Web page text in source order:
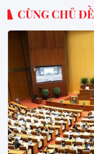
CÙNG CHỦ ĐỀ